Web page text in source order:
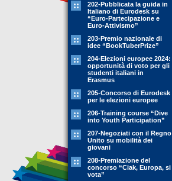
202-Pubblicata la guida in
Italiano di Eurodesk su
“Euro-Partecipazione e
Euro-Attivismo”
203-Premio nazionale di
idee “BookTuberPrize”
204-Elezioni europee 2024:
opportunità di voto per gli
studenti italiani in
Erasmus
205-Concorso di Eurodesk
per le elezioni europee
206-Training course “Dive
into Youth Participation”
207-Negoziati con il Regno
Unito su mobilità dei
giovani
208-Premiazione del
concorso “Ciak, Europa, si
vota”